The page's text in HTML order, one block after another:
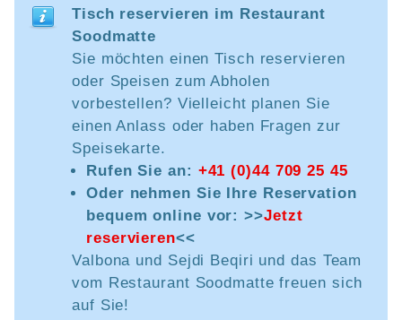
Tisch reservieren im Restaurant
Soodmatte
Sie möchten einen Tisch reservieren
oder Speisen zum Abholen
vorbestellen? Vielleicht planen Sie
einen Anlass oder haben Fragen zur
Speisekarte.
Rufen Sie an: +41 (0)44 709 25 45
Oder nehmen Sie Ihre Reservation
bequem online vor: >>Jetzt
reservieren<<
Valbona und Sejdi Beqiri und das Team
vom Restaurant Soodmatte freuen sich
auf Sie!